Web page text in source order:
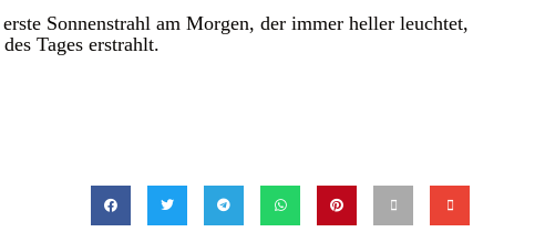
Sonnenstrahl am Morgen, der immer heller leuchtet,
Tages erstrahlt.